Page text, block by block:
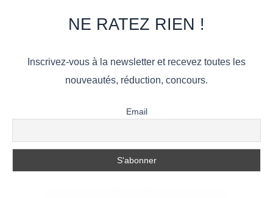
NE RATEZ RIEN !
Inscrivez-vous à la newsletter et recevez toutes les
nouveautés, réduction, concours.
Email